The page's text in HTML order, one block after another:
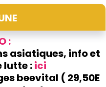
:
asiatiques, info et
lutte :ici
beevital ( 29,50E